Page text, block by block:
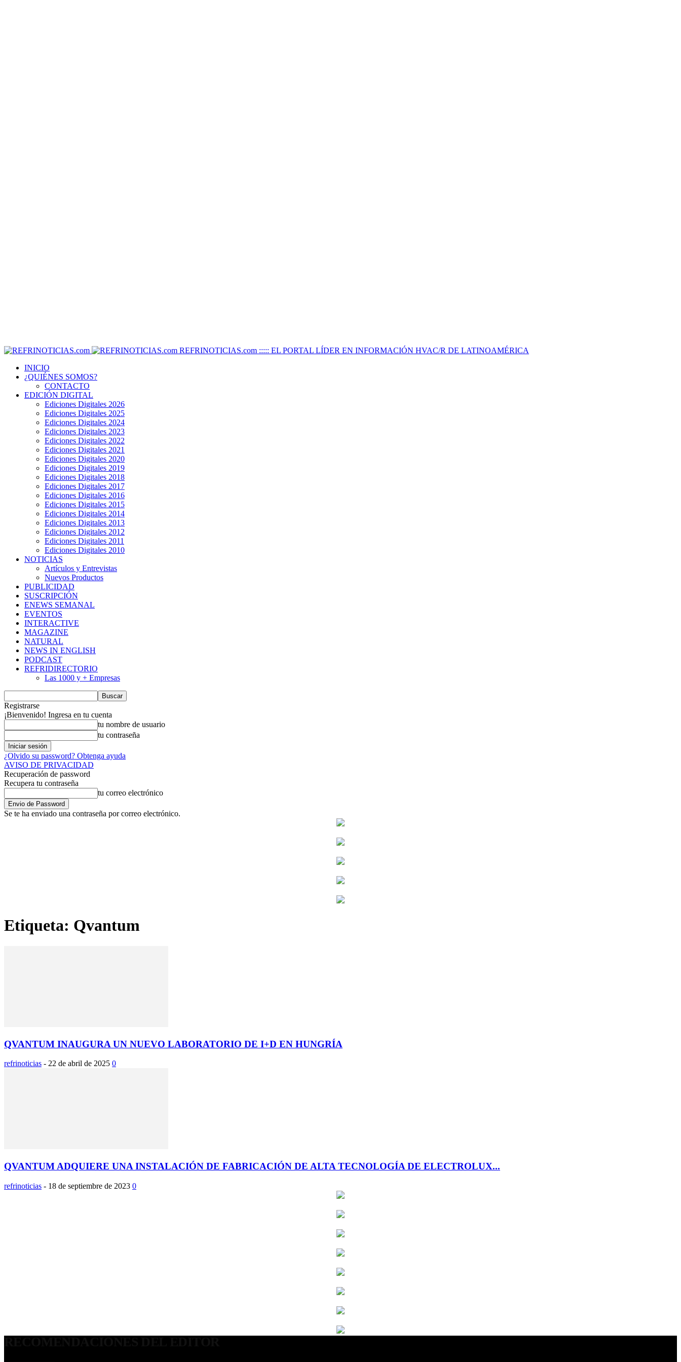
REFRINOTICIAS.com ::::: EL PORTAL LÍDER EN INFORMACIÓN HVAC/R DE LATINOAMÉRICA
INICIO
¿QUIÉNES SOMOS?
CONTACTO
EDICIÓN DIGITAL
Ediciones Digitales 2026
Ediciones Digitales 2025
Ediciones Digitales 2024
Ediciones Digitales 2023
Ediciones Digitales 2022
Ediciones Digitales 2021
Ediciones Digitales 2020
Ediciones Digitales 2019
Ediciones Digitales 2018
Ediciones Digitales 2017
Ediciones Digitales 2016
Ediciones Digitales 2015
Ediciones Digitales 2014
Ediciones Digitales 2013
Ediciones Digitales 2012
Ediciones Digitales 2011
Ediciones Digitales 2010
NOTICIAS
Artículos y Entrevistas
Nuevos Productos
PUBLICIDAD
SUSCRIPCIÓN
ENEWS SEMANAL
EVENTOS
INTERACTIVE
MAGAZINE
NATURAL
NEWS IN ENGLISH
PODCAST
REFRIDIRECTORIO
Las 1000 y + Empresas
Registrarse
¡Bienvenido! Ingresa en tu cuenta
tu nombre de usuario
tu contraseña
¿Olvido su password? Obtenga ayuda
AVISO DE PRIVACIDAD
Recuperación de password
Recupera tu contraseña
tu correo electrónico
Se te ha enviado una contraseña por correo electrónico.
Etiqueta: Qvantum
QVANTUM INAUGURA UN NUEVO LABORATORIO DE I+D EN HUNGRÍA
refrinoticias - 22 de abril de 2025 0
QVANTUM ADQUIERE UNA INSTALACIÓN DE FABRICACIÓN DE ALTA TECNOLOGÍA DE ELECTROLUX...
refrinoticias - 18 de septiembre de 2023 0